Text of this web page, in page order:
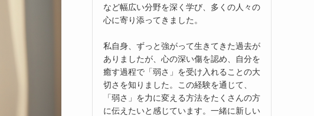
など幅広い分野を深く学び、多くの人々の
心に寄り添ってきました。
私自身、ずっと強がって生きてきた過去が
ありましたが、心の深い傷を認め、自分を
癒す過程で「弱さ」を受け入れることの大
切さを知りました。この経験を通じて、
「弱さ」を力に変える方法をたくさんの方
に伝えたいと感じています。一緒に新しい